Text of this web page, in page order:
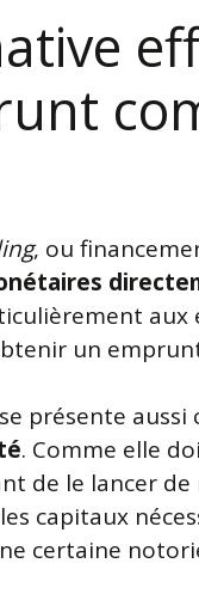
, ou
un
présente aussi
. Comme elle
de le lancer
capitaux
certaine